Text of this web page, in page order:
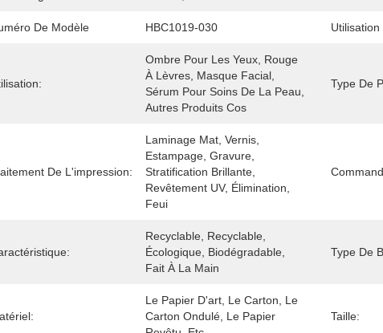
De Modèle HBC1019-030
Ombre Pour Les Yeux, Rouge
À Lèvres, Masque Facial,
Sérum Pour Soins De La Peau,
Autres Produits Cos
Type De
De L'impression:
Laminage Mat, Vernis,
Estampage, Gravure,
Stratification Brillante,
Revêtement UV, Élimination,
Feui
Recyclable, Recyclable,
Écologique, Biodégradable,
Fait À La Main
Type De
Le Papier D'art, Le Carton, Le
Carton Ondulé, Le Papier
Taille: